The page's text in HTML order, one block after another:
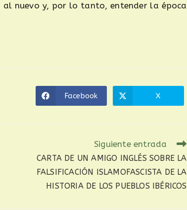
al nuevo y, por lo tanto, entender la época
Facebook X
Siguiente entrada
CARTA DE UN AMIGO INGLÉS SOBRE LA
FALSIFICACIÓN ISLAMOFASCISTA DE LA
HISTORIA DE LOS PUEBLOS IBÉRICOS